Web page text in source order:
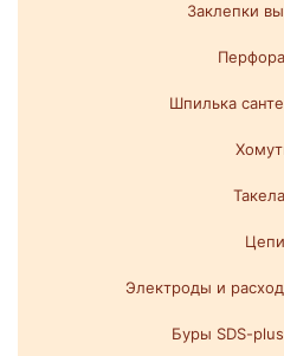
Заклепки
Шпилька
Цепи
Электроды и
Буры SDS-